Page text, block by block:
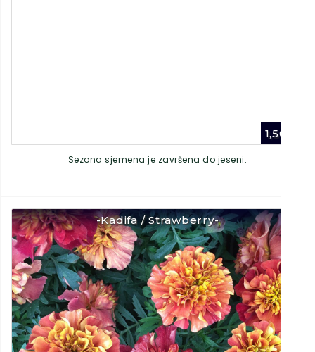
1,50
Sezona sjemena je završena do jeseni.
-Kadifa / Strawberry-